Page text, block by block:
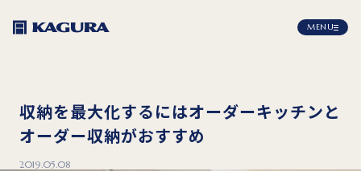
MENU
収納を最大化するにはオーダーキッチンと
オーダー収納がおすすめ
2019.05.08